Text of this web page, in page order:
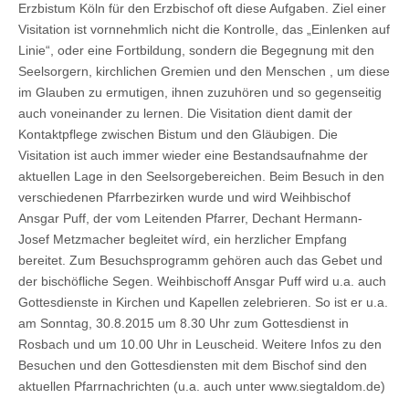
Erzbistum Köln für den Erzbischof oft diese Aufgaben. Ziel einer
Visitation ist vornnehmlich nicht die Kontrolle, das „Einlenken auf
Linie“, oder eine Fortbildung, sondern die Begegnung mit den
Seelsorgern, kirchlichen Gremien und den Menschen , um diese
im Glauben zu ermutigen, ihnen zuzuhören und so gegenseitig
auch voneinander zu lernen. Die Visitation dient damit der
Kontaktpflege zwischen Bistum und den Gläubigen. Die
Visitation ist auch immer wieder eine Bestandsaufnahme der
aktuellen Lage in den Seelsorgebereichen. Beim Besuch in den
verschiedenen Pfarrbezirken wurde und wird Weihbischof
Ansgar Puff, der vom Leitenden Pfarrer, Dechant Hermann-
Josef Metzmacher begleitet wírd, ein herzlicher Empfang
bereitet. Zum Besuchsprogramm gehören auch das Gebet und
der bischöfliche Segen. Weihbischoff Ansgar Puff wird u.a. auch
Gottesdienste in Kirchen und Kapellen zelebrieren. So ist er u.a.
am Sonntag, 30.8.2015 um 8.30 Uhr zum Gottesdienst in
Rosbach und um 10.00 Uhr in Leuscheid. Weitere Infos zu den
Besuchen und den Gottesdiensten mit dem Bischof sind den
aktuellen Pfarrnachrichten (u.a. auch unter www.siegtaldom.de)